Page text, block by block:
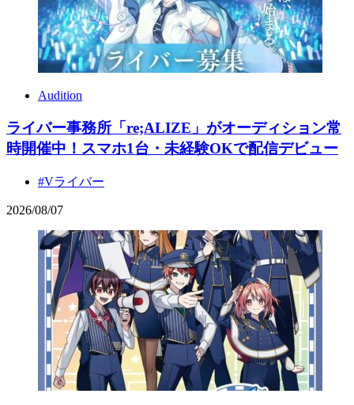
Audition
ライバー事務所「re;ALIZE」がオーディション常
時開催中！スマホ1台・未経験OKで配信デビュー
#Vライバー
2026/08/07